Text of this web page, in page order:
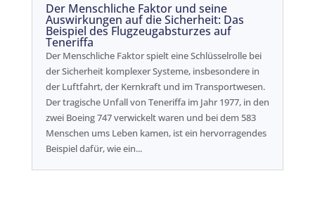
Der Menschliche Faktor und seine
Auswirkungen auf die Sicherheit: Das
Beispiel des Flugzeugabsturzes auf
Teneriffa
Der Menschliche Faktor spielt eine Schlüsselrolle bei
der Sicherheit komplexer Systeme, insbesondere in
der Luftfahrt, der Kernkraft und im Transportwesen.
Der tragische Unfall von Teneriffa im Jahr 1977, in den
zwei Boeing 747 verwickelt waren und bei dem 583
Menschen ums Leben kamen, ist ein hervorragendes
Beispiel dafür, wie ein...